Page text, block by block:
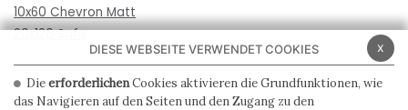
10x60 Chevron Matt
20x120 Safe
x
DIESE WEBSEITE VERWENDET COOKIES
DieerforderlichenCookies aktivieren die Grundfunktionen, wie
das Navigieren auf den Seiten und den Zugang zu den